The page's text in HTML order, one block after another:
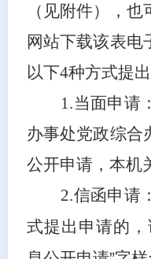
（见附件），
网站下载该表电
以下4种方式提
1.当面申请
办事处党政综合
公开申请，本机
2.信函申请
式提出申请的